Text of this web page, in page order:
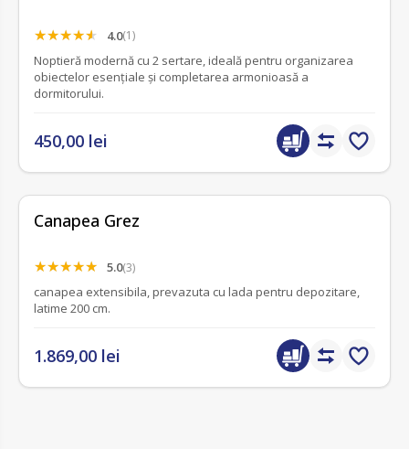
4.0(1)
Noptieră modernă cu 2 sertare, ideală pentru organizarea
obiectelor esențiale și completarea armonioasă a
dormitorului.
450,00 lei
Canapea Grez
5.0(3)
canapea extensibila, prevazuta cu lada pentru depozitare,
latime 200 cm.
1.869,00 lei